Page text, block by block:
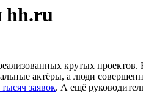
hh.ru
крутых проектов.
актёры, а люди
заявок. А ещё